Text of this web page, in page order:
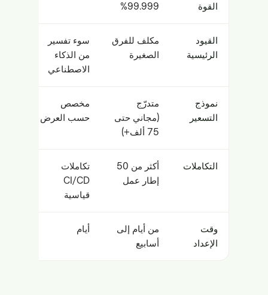
القوة
99.999%
القيود
الرئيسية
مكلف للفرق
الصغيرة
سوء تفسير
من الذكاء
الاصطناعي
نموذج
التسعير
متدرّج
(مجاني حتى
75 ألف+)
مخصص
حسب العرض
التكاملات
أكثر من 50
إطار عمل
تكاملات
CI/CD
قياسية
وقت
الإعداد
من أيام إلى
أسابيع
أيام